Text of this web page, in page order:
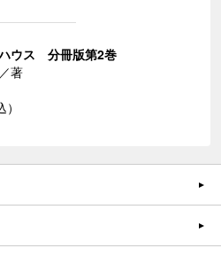
ウス 分冊版第2巻
著